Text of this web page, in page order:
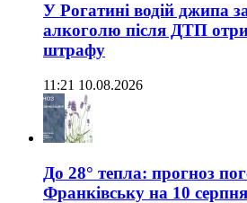
У Рогатині водій джипа
алкоголю після ДТП
штрафу
11:21 10.08.2026
До 28° тепла: прогноз
Франківську на 10 серпня